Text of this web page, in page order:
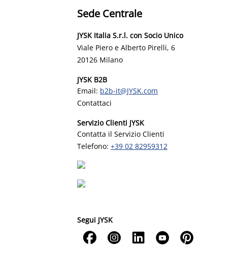
Sede Centrale
JYSK Italia S.r.l. con Socio Unico
Viale Piero e Alberto Pirelli, 6
20126 Milano
JYSK B2B
Email: b2b-it@JYSK.com
Contattaci
Servizio Clienti JYSK
Contatta il Servizio Clienti
Telefono: +39 02 82959312
Segui JYSK
    